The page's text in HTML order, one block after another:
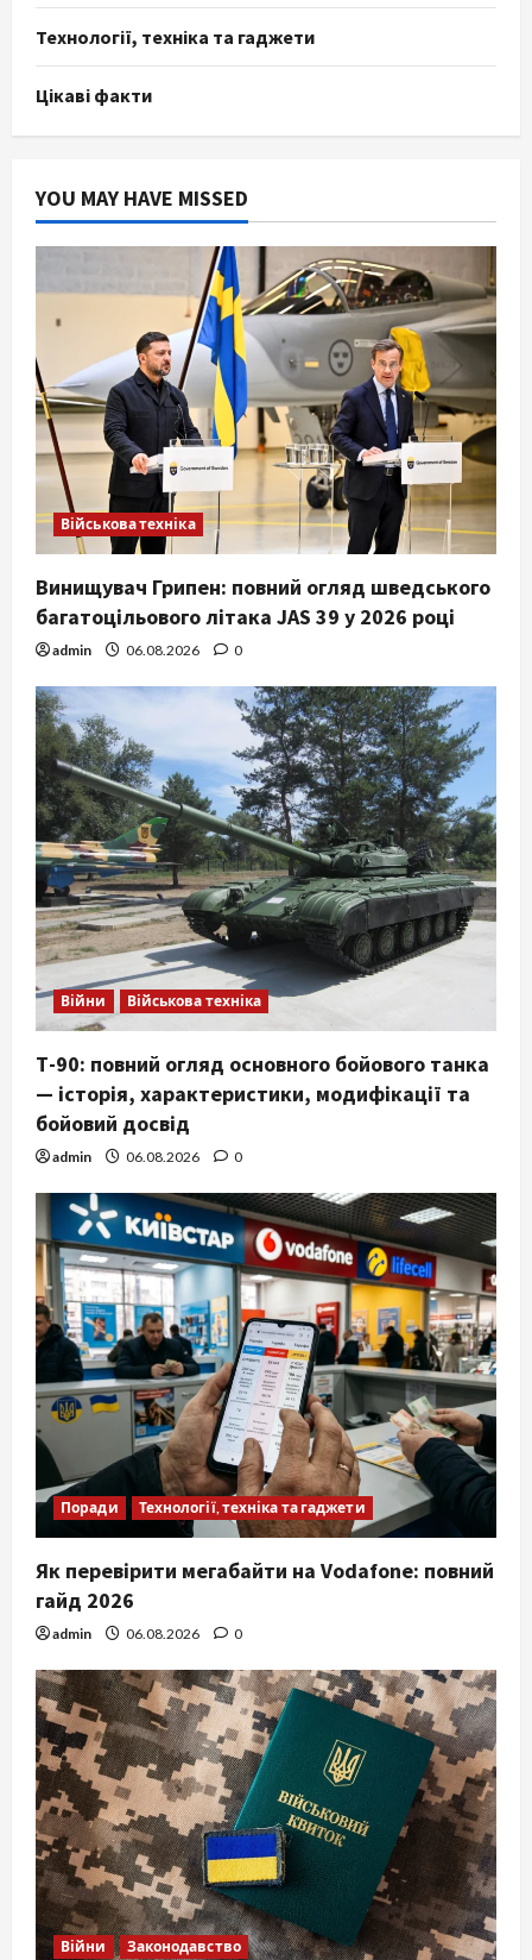
Технології, техніка та гаджети
Цікаві факти
YOU MAY HAVE MISSED
Військова техніка
Винищувач Грипен: повний огляд шведського
багатоцільового літака JAS 39 у 2026 році
admin 06.08.2026 0
Війни Військова техніка
Т-90: повний огляд основного бойового танка
— історія, характеристики, модифікації та
бойовий досвід
admin 06.08.2026 0
Поради Технології, техніка та гаджети
Як перевірити мегабайти на Vodafone: повний
гайд 2026
admin 06.08.2026 0
Війни Законодавство